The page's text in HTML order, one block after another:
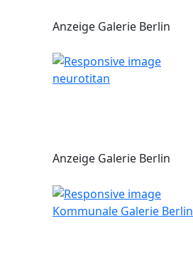
Anzeige Galerie Berlin
neurotitan
Anzeige Galerie Berlin
Kommunale Galerie Berlin